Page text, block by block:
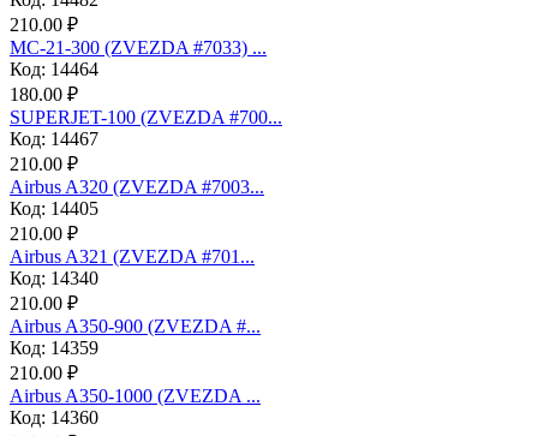
210.00 ₽
МС-21-300 (ZVEZDA #7033) ...
Код: 14464
180.00 ₽
SUPERJET-100 (ZVEZDA #700...
Код: 14467
210.00 ₽
Аirbus A320 (ZVEZDA #7003...
Код: 14405
210.00 ₽
Аirbus A321 (ZVEZDA #701...
Код: 14340
210.00 ₽
Airbus A350-900 (ZVEZDA #...
Код: 14359
210.00 ₽
Airbus A350-1000 (ZVEZDA ...
Код: 14360